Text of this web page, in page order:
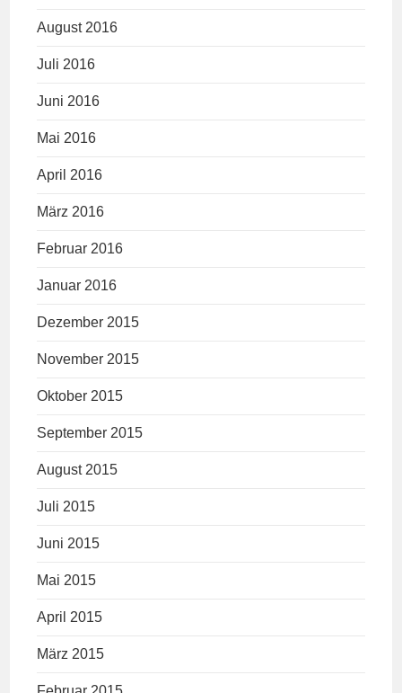
August 2016
Juli 2016
Juni 2016
Mai 2016
April 2016
März 2016
Februar 2016
Januar 2016
Dezember 2015
November 2015
Oktober 2015
September 2015
August 2015
Juli 2015
Juni 2015
Mai 2015
April 2015
März 2015